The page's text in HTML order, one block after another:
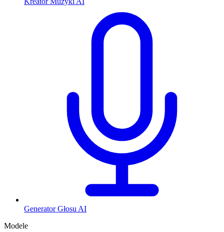
Generator Głosu AI
Modele